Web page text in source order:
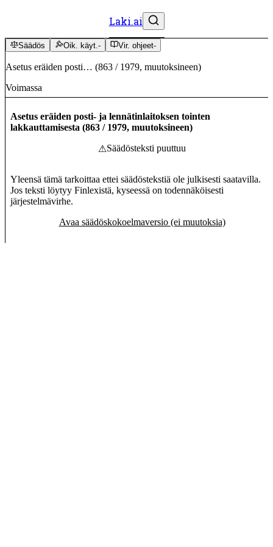
Laki.ai
Säädös Oik. käyt.- Vir. ohjeet-
Asetus eräiden posti… (863 / 1979, muutoksineen)
Voimassa
Asetus eräiden posti- ja lennätinlaitoksen tointen
lakkauttamisesta (863 / 1979, muutoksineen)
⚠Säädösteksti puuttuu
Yleensä tämä tarkoittaa ettei säädöstekstiä ole julkisesti saatavilla.
Jos teksti löytyy Finlexistä, kyseessä on todennäköisesti
järjestelmävirhe.
Avaa säädöskokoelmaversio (ei muutoksia)